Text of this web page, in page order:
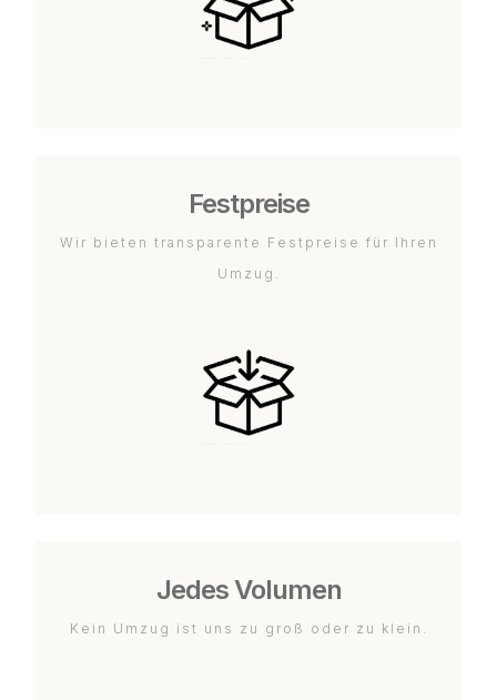
Festpreise
Wir bieten transparente Festpreise für Ihren
Umzug.
Jedes Volumen
Kein Umzug ist uns zu groß oder zu klein.